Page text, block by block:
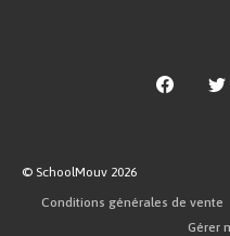
© SchoolMouv 2026
Conditions générales de vente
Gérer